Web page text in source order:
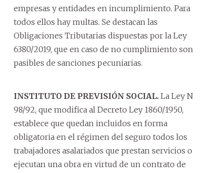
empresas y entidades en incumplimiento. Para
todos ellos hay multas. Se destacan las
Obligaciones Tributarias dispuestas por la Ley
6380/2019, que en caso de no cumplimiento son
pasibles de sanciones pecuniarias.
INSTITUTO DE PREVISIÓN SOCIAL. La Ley N
98/92, que modifica al Decreto Ley 1860/1950,
establece que quedan incluidos en forma
obligatoria en el régimen del seguro todos los
trabajadores asalariados que prestan servicios o
ejecutan una obra en virtud de un contrato de